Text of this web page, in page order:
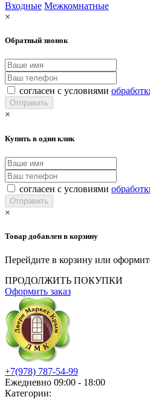
Входные Межкомнатные
×
Обратный звонок
согласен с условиями
×
Купить в один клик
согласен с условиями
×
Товар добавлен в корзину
Перейдите в корзину или
ПРОДОЛЖИТЬ ПОКУПКИ
Оформить заказ
+7(978) 787-54-99
Ежедневно 09:00 - 18:00
Категории: